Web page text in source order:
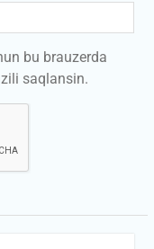
bu brauzerda
saqlansin.